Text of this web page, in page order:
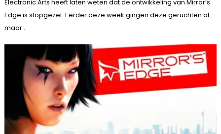
Electronic Arts heeft laten weten dat de ontwikkeling van Mirror’s
Edge is stopgezet. Eerder deze week gingen deze geruchten al
maar...